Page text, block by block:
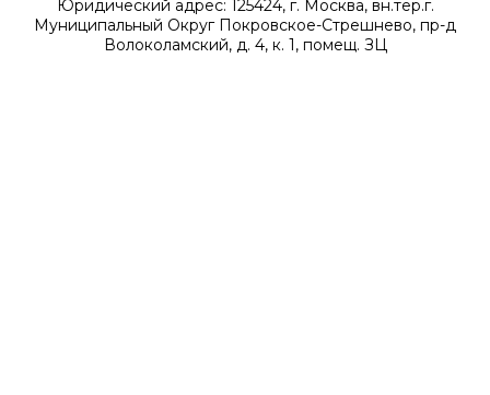
Юридический адрес: 125424, г. Москва, вн.тер.г.
Муниципальный Округ Покровское-Стрешнево, пр-д
Волоколамский, д. 4, к. 1, помещ. ЗЦ